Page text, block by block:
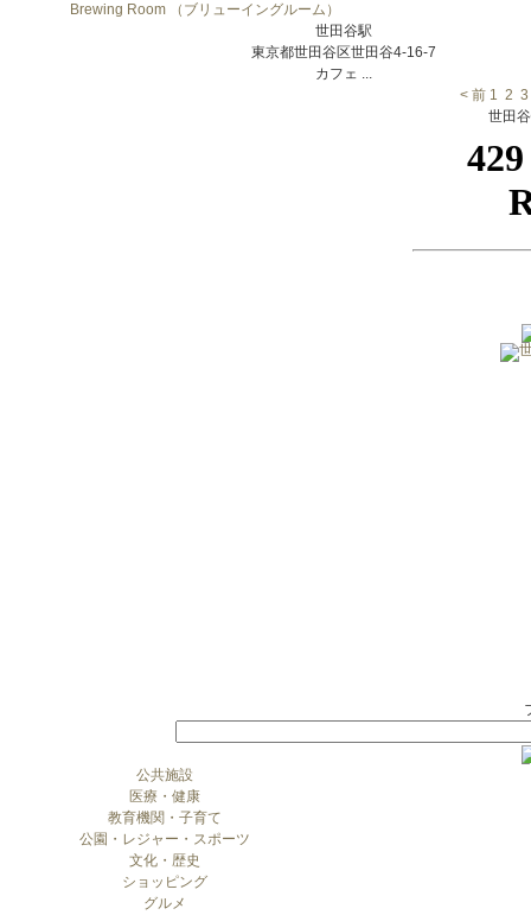
Brewing Room （ブリューイングルーム）
世田谷駅
東京都世田谷区世田谷4-16-7
カフェ ...
< 前 1 2 3
世田
公共施設
医療・健康
教育機関・子育て
公園・レジャー・スポーツ
文化・歴史
ショッピング
グルメ